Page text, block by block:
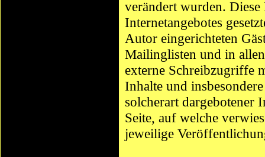
verändert wurden.
Internetangebotes
Autor eingerichteten
Mailinglisten und in
externe Schreibzugriffe
Inhalte und
solcherart dargebotener
Seite, auf welche
jeweilige